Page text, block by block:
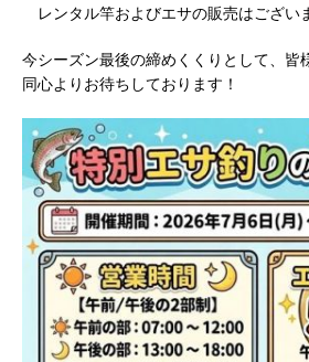
レンタル竿およびエサの販売はござい
今シーズン最後の締めくくりとして、皆
同心よりお待ちしております！